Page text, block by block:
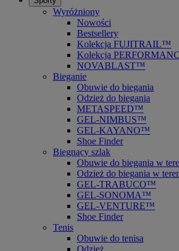
Wyróżniony
Nowości
Bestsellery
Kolekcja FUJITRAIL™
Kolekcja
NOVABLAST™
Bieganie
Obuwie do biegania
Odzież do biegania
METASPEED™
GEL-NIMBUS™
GEL-KAYANO™
Shoe Finder
Biegnący szlak
Obuwie do biegania w
Odzież do biegania w
GEL-TRABUCO™
GEL-SONOMA™
GEL-VENTURE™
Shoe Finder
Tenis
Obuwie do tenisa
Odzież